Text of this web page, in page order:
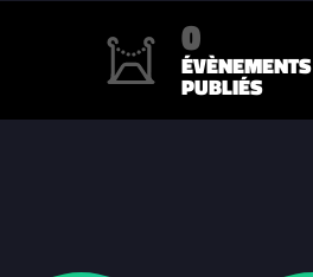
0
ÉVÈNEMENTS
PUBLIÉS